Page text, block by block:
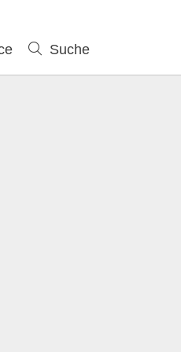
Suche